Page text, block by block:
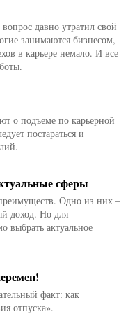
Верхова
давно утратил свой
занимаются бизнесом,
в карьере немало. И все
о подъеме по карьерной
постараться и
сферы
Одно из них –
доход. Но для
выбрать актуальное
факт: как
отпуска».